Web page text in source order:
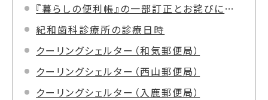
『暮らしの便利帳』の一部訂正とお詫びについて
紀和歯科診療所の診療日時
クーリングシェルター（和気郵便局）
クーリングシェルター（西山郵便局）
クーリングシェルター（入鹿郵便局）